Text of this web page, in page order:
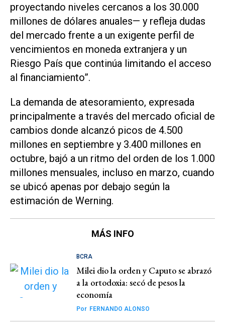
proyectando niveles cercanos a los 30.000
millones de dólares anuales— y refleja dudas
del mercado frente a un exigente perfil de
vencimientos en moneda extranjera y un
Riesgo País que continúa limitando el acceso
al financiamiento”.
La demanda de atesoramiento, expresada
principalmente a través del mercado oficial de
cambios donde alcanzó picos de 4.500
millones en septiembre y 3.400 millones en
octubre, bajó a un ritmo del orden de los 1.000
millones mensuales, incluso en marzo, cuando
se ubicó apenas por debajo según la
estimación de Werning.
MÁS INFO
BCRA
Milei dio la orden y Caputo se abrazó
a la ortodoxia: secó de pesos la
economía
Por FERNANDO ALONSO